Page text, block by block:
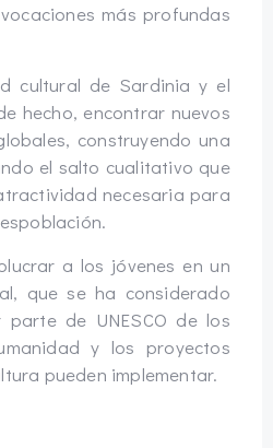
más profundas
cultural de Sardinia y el
hecho, encontrar nuevos
construyendo una
el salto cualitativo que
necesaria para
a los jóvenes en un
que se ha considerado
de UNESCO de los
y los proyectos
pueden implementar.